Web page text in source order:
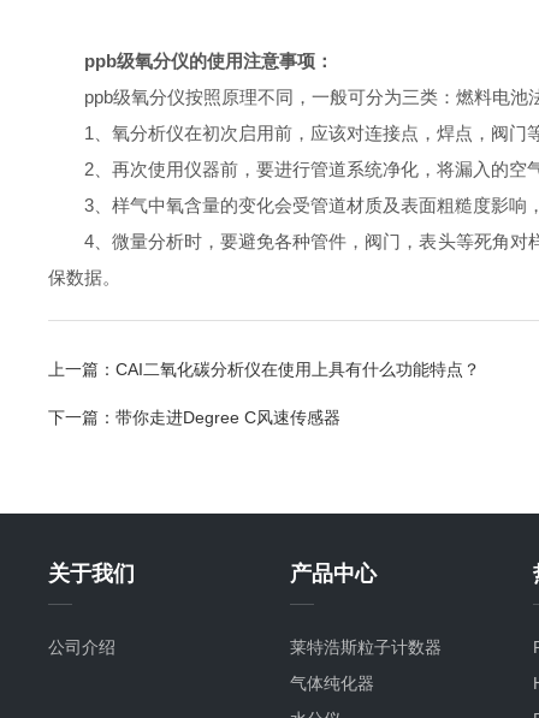
ppb级氧分仪的使用注意事项：
ppb级氧分仪按照原理不同，一般可分为三类：燃料电池
1、氧分析仪在初次启用前，应该对连接点，焊点，阀门
2、再次使用仪器前，要进行管道系统净化，将漏入的空
3、样气中氧含量的变化会受管道材质及表面粗糙度影响
4、微量分析时，要避免各种管件，阀门，表头等死角对
保数据。
上一篇： CAI二氧化碳分析仪在使用上具有什么功能特点？
下一篇： 带你走进Degree C风速传感器
关于我们
公司介绍
产品中心
莱特浩斯粒子计数器
气体纯化器